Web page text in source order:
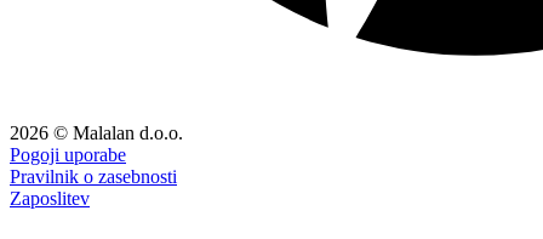
2026 © Malalan d.o.o.
Pogoji uporabe
Pravilnik o zasebnosti
Zaposlitev